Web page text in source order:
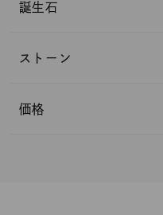
誕生石
ストーン
価格